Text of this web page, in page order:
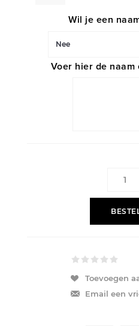
Wil je een
Voer hier de naam
Toevoegen
Email een